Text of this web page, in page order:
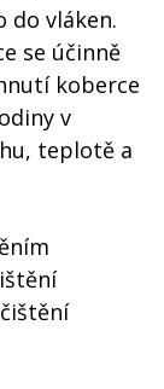
do vláken.
se účinně
koberce
v
teplotě a